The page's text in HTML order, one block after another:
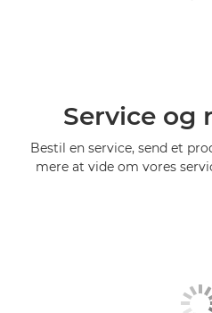
Service og
Bestil en service, send et
mere at vide om vores